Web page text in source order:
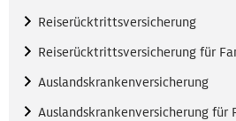
Reiserücktrittsversicherung
Reiserücktrittsversicherung für
Auslandskrankenversicherung
Auslandskrankenversicherung für